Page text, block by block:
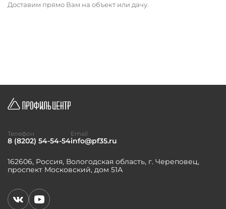
Доставим прямо Вам на объект или дачу.
162606, Россия, Вологодская область, г. Череповец,
проспект Московский, дом 51А
Телефон
8 (8202) 54-54-54
Email
info@pf35.ru